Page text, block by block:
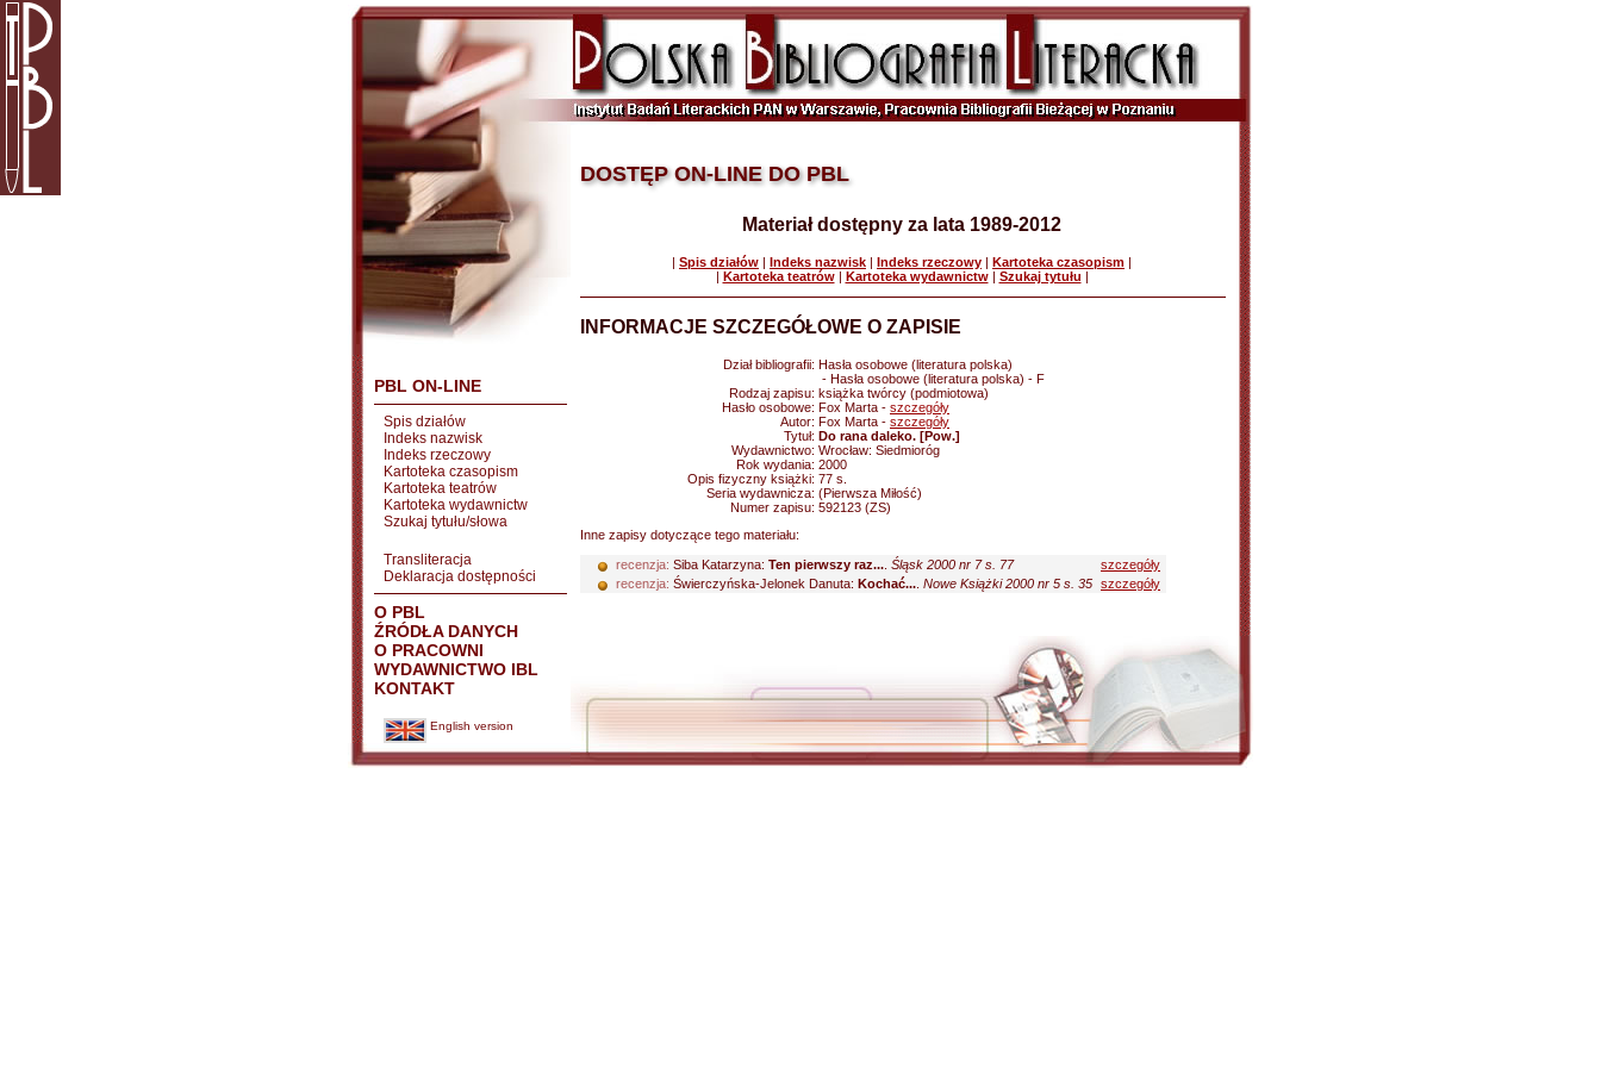
PBL ON-LINE
Spis działów
Indeks nazwisk
Indeks rzeczowy
Kartoteka czasopism
Kartoteka teatrów
Kartoteka wydawnictw
Szukaj tytułu/słowa
Transliteracja
Deklaracja dostępności
O PBL
ŹRÓDŁA DANYCH
O PRACOWNI
WYDAWNICTWO IBL
KONTAKT
English version
DOSTĘP ON-LINE DO PBL
Materiał dostępny za lata 1989-2012
| Spis działów | Indeks nazwisk | Indeks rzeczowy | Kartoteka czasopism |
| Kartoteka teatrów| Kartoteka wydawnictw| Szukaj tytułu |
INFORMACJE SZCZEGÓŁOWE O ZAPISIE
Dział bibliografii: Hasła osobowe (literatura polska)
- Hasła osobowe (literatura polska) - F
Rodzaj zapisu: książka twórcy (podmiotowa)
Hasło osobowe: Fox Marta - szczegóły
Autor: Fox Marta - szczegóły
Tytuł: Do rana daleko. [Pow.]
Wydawnictwo: Wrocław: Siedmioróg
Rok wydania: 2000
Opis fizyczny książki: 77 s.
Seria wydawnicza: (Pierwsza Miłość)
Numer zapisu: 592123 (ZS)
Inne zapisy dotyczące tego materiału:
recenzja: Siba Katarzyna: Ten pierwszy raz... Śląsk 2000 nr 7 s. 77
szczegóły
recenzja: Świerczyńska-Jelonek Danuta: Kochać... Nowe Książki 2000 nr 5 s. 35 szczegóły